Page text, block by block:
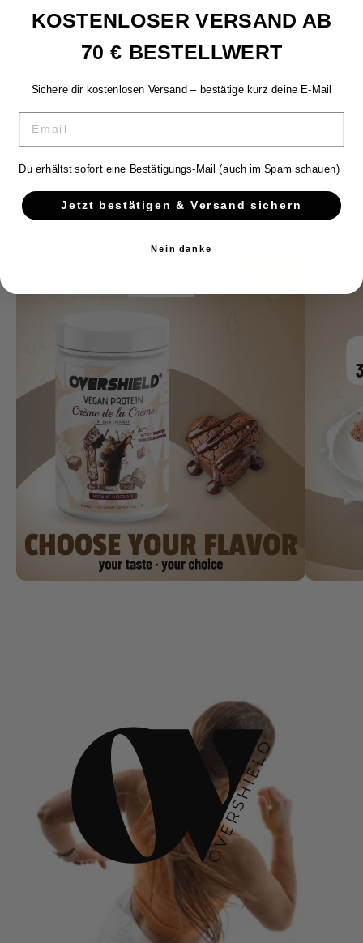
Secondary
Finish
cremig süß
KOSTENLOSER VERSAND AB
70 € BESTELLWERT
Sichere dir kostenlosen Versand – bestätige kurz deine E-Mail
Du erhältst sofort eine Bestätigungs-Mail (auch im Spam schauen)
Jetzt bestätigen & Versand sichern
Nein danke